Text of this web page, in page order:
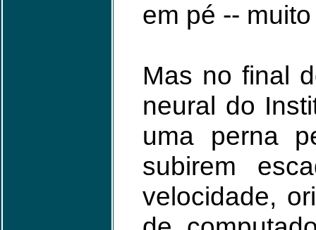
em pé --
Mas no final
neural do
uma perna
subirem
velocidade,